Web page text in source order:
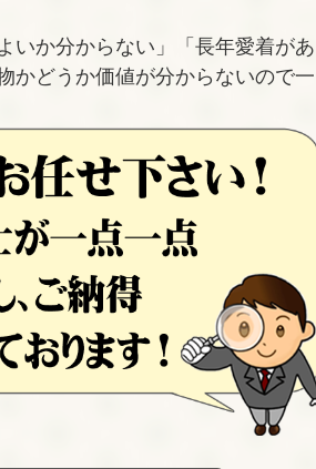
いか分からない」「長年愛着があ
かどうか価値が分からないので一